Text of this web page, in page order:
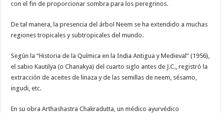
con el fin de proporcionar sombra para los peregrinos.
De tal manera, la presencia del árbol Neem se ha extendido a muchas
regiones tropicales y subtropicales del mundo.
Según la “Historia de la Química en la India Antigua y Medieval” (1956),
el sabio Kautilya (o Chanakya) del cuarto siglo antes de J.C., registró la
extracción de aceites de linaza y de las semillas de neem, sésamo,
ingudi, etc.
En su obra Arthashastra Chakradutta, un médico ayurvédico